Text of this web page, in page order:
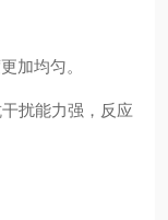
加均匀。
扰能力强，反应